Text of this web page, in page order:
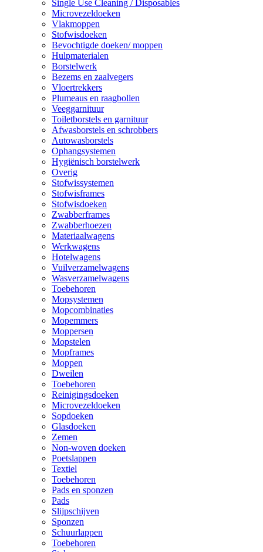
Single Use Cleaning / Disposables
Microvezeldoeken
Vlakmoppen
Stofwisdoeken
Bevochtigde doeken/ moppen
Hulpmaterialen
Borstelwerk
Bezems en zaalvegers
Vloertrekkers
Plumeaus en raagbollen
Veeggarnituur
Toiletborstels en garnituur
Afwasborstels en schrobbers
Autowasborstels
Ophangsystemen
Hygiënisch borstelwerk
Overig
Stofwissystemen
Stofwisframes
Stofwisdoeken
Zwabberframes
Zwabberhoezen
Materiaalwagens
Werkwagens
Hotelwagens
Vuilverzamelwagens
Wasverzamelwagens
Toebehoren
Mopsystemen
Mopcombinaties
Mopemmers
Moppersen
Mopstelen
Mopframes
Moppen
Dweilen
Toebehoren
Reinigingsdoeken
Microvezeldoeken
Sopdoeken
Glasdoeken
Zemen
Non-woven doeken
Poetslappen
Textiel
Toebehoren
Pads en sponzen
Pads
Slijpschijven
Sponzen
Schuurlappen
Toebehoren